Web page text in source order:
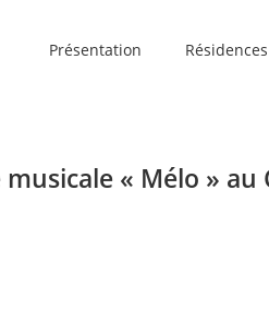
Présentation Résidences
« Mélo » au